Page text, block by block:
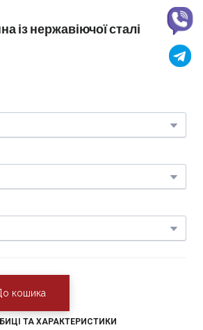
із нержавіючої сталі
кошика
ТА ХАРАКТЕРИСТИКИ